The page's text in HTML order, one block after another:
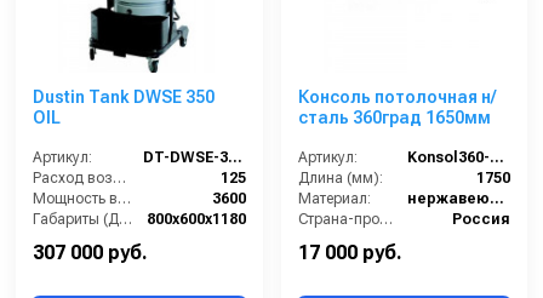
Dustin Tank DWSE 350
OIL
Артикул:
DT-DWSE-350-OIL
Расход воздуха (л/сек):
125
Мощность всасывающих турбин (Вт):
3600
Габариты (ДхШхВ):
800х600х1180
307 000 руб.
Консоль потолочная н/
сталь 360град 1650мм
Артикул:
Konsol360-1650
Длина (мм):
1750
Материал:
нержавеющая сталь
Страна-производитель:
Россия
17 000 руб.